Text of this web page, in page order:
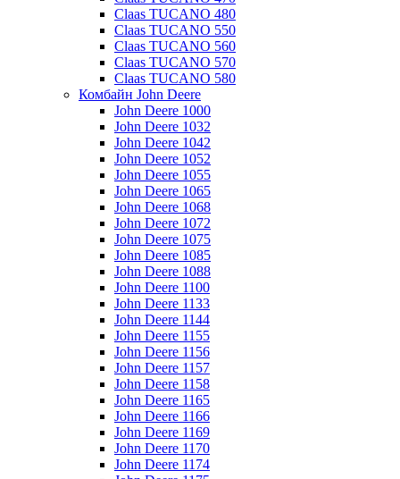
Claas TUCANO 480
Claas TUCANO 550
Claas TUCANO 560
Claas TUCANO 570
Claas TUCANO 580
Комбайн John Deere
John Deere 1000
John Deere 1032
John Deere 1042
John Deere 1052
John Deere 1055
John Deere 1065
John Deere 1068
John Deere 1072
John Deere 1075
John Deere 1085
John Deere 1088
John Deere 1100
John Deere 1133
John Deere 1144
John Deere 1155
John Deere 1156
John Deere 1157
John Deere 1158
John Deere 1165
John Deere 1166
John Deere 1169
John Deere 1170
John Deere 1174